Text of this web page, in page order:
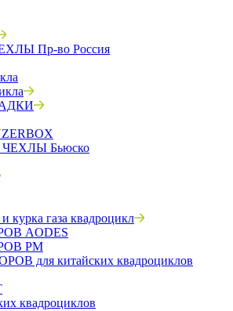
Пр-во Россия
Бьюско
курка газа квадроцикл
AODES
РМ
для китайских квадроциклов
квадроциклов